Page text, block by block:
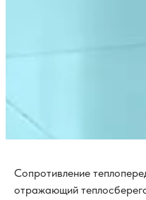
Сопротивление
отражающий